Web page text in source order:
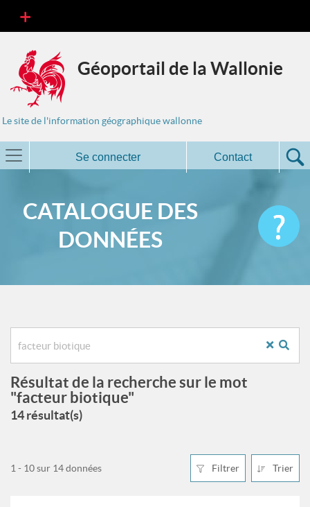
Géoportail de la Wallonie
Le site de l'information géographique wallonne
Se connecter Contact
CATALOGUE DES
DONNÉES
Résultat de la recherche sur le mot
"facteur biotique"
14 résultat(s)
Filtrer Trier
1 - 10 sur 14 données